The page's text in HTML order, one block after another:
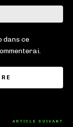
:
dans ce
ARTICLE SUIVANT